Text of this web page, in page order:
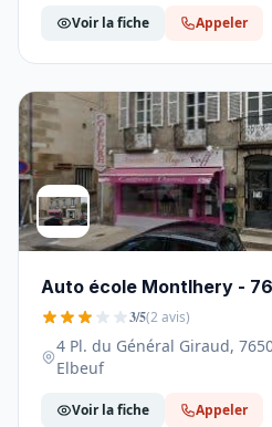
Voir la fiche Appeler
Auto école Montlhery -
3/5(2 avis)
4 Pl. du Général Giraud,
Elbeuf
Voir la fiche Appeler